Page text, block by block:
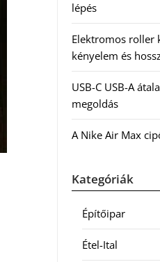
lépés
Elektromos roller
kényelem és
USB-C USB-A
megoldás
A Nike Air Max
Kategóriák
Építőipar
Étel-Ital